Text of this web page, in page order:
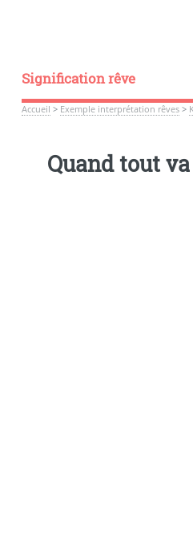
Signification rêve
Accueil > Exemple interprétation rêves>
Quand tout